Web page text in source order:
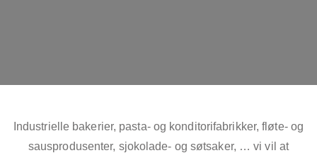
Industrielle bakerier, pasta- og konditorifabrikker, fløte- og
sausprodusenter, sjokolade- og søtsaker, … vi vil at